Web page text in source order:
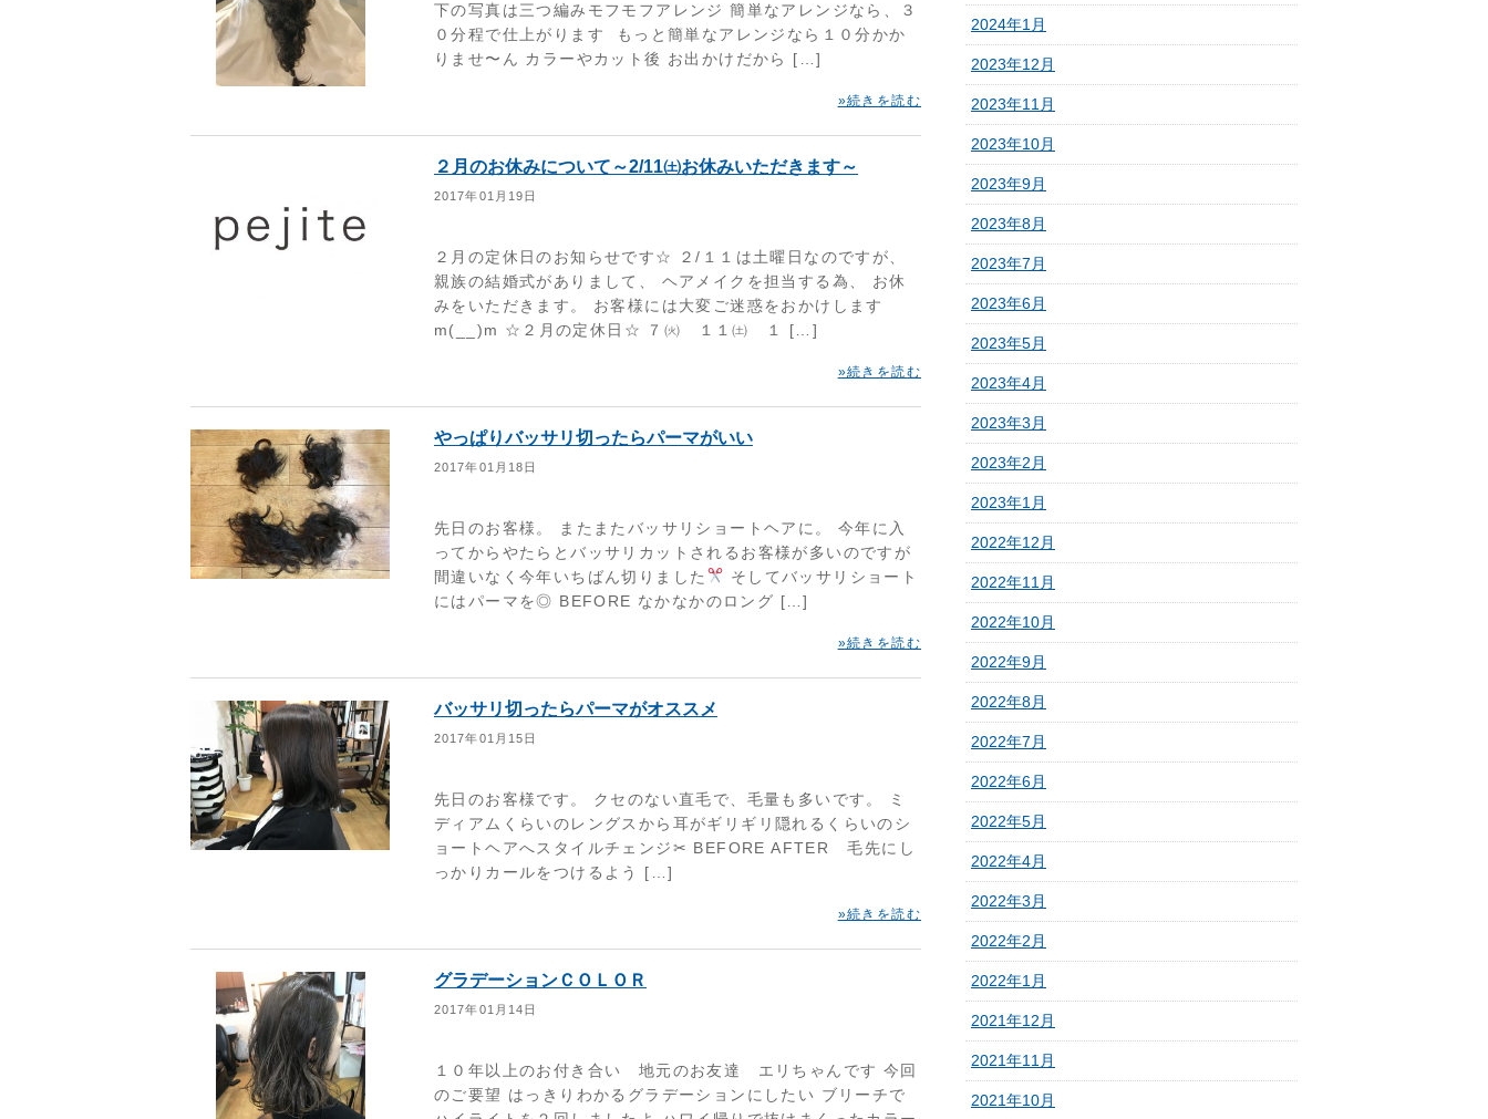
下の写真は三つ編みモフモフアレンジ 簡単なアレンジなら、３
０分程で仕上がります もっと簡単なアレンジなら１０分かか
りませ〜ん カラーやカット後 お出かけだから […]
»続きを読む
２月のお休みについて～2/11㈯お休みいただきます～
2017年01月19日
２月の定休日のお知らせです☆ ２/１１は土曜日なのですが、
親族の結婚式がありまして、 ヘアメイクを担当する為、 お休
みをいただきます。 お客様には大変ご迷惑をおかけします
m(__)m ☆２月の定休日☆ ７㈫ １１㈯ １ […]
»続きを読む
やっぱりバッサリ切ったらパーマがいい
2017年01月18日
先日のお客様。 またまたバッサリショートヘアに。 今年に入
ってからやたらとバッサリカットされるお客様が多いのですが
間違いなく今年いちばん切りました
そしてバッサリショート
にはパーマを◎ BEFORE なかなかのロング […]
»続きを読む
バッサリ切ったらパーマがオススメ
2017年01月15日
先日のお客様です。 クセのない直毛で、毛量も多いです。 ミ
ディアムくらいのレングスから耳がギリギリ隠れるくらいのシ
ョートヘアへスタイルチェンジ✂︎ BEFORE AFTER 毛先にし
っかりカールをつけるよう […]
»続きを読む
グラデーションＣＯＬＯＲ
2017年01月14日
１０年以上のお付き合い 地元のお友達 エリちゃんです 今回
のご要望 はっきりわかるグラデーションにしたい ブリーチで
2024年1月
2023年12月
2023年11月
2023年10月
2023年9月
2023年8月
2023年7月
2023年6月
2023年5月
2023年4月
2023年3月
2023年2月
2023年1月
2022年12月
2022年11月
2022年10月
2022年9月
2022年8月
2022年7月
2022年6月
2022年5月
2022年4月
2022年3月
2022年2月
2022年1月
2021年12月
2021年11月
2021年10月